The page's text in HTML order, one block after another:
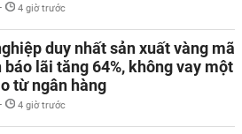
- 4 giờ trước
duy nhất sản xuất vàng mã
báo lãi tăng 64%, không vay một
từ ngân hàng
- 4 giờ trước